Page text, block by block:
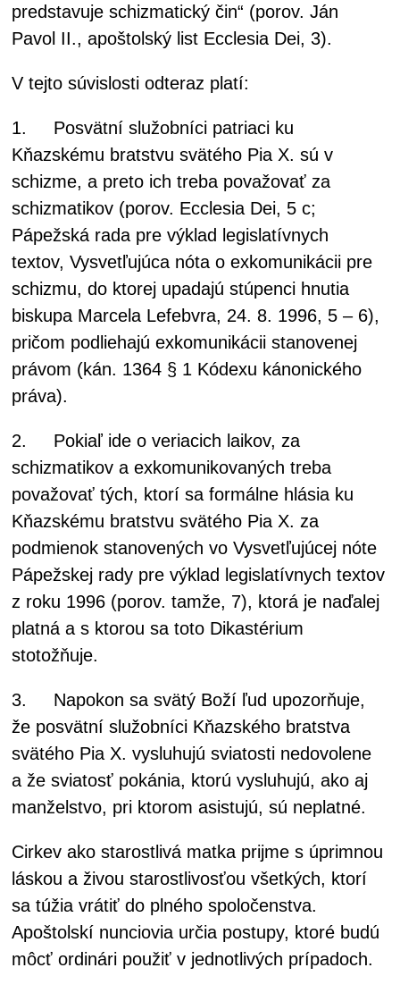
predstavuje schizmatický čin“ (porov. Ján
Pavol II., apoštolský list Ecclesia Dei, 3).
V tejto súvislosti odteraz platí:
1. Posvätní služobníci patriaci ku
Kňazskému bratstvu svätého Pia X. sú v
schizme, a preto ich treba považovať za
schizmatikov (porov. Ecclesia Dei, 5 c;
Pápežská rada pre výklad legislatívnych
textov, Vysvetľujúca nóta o exkomunikácii pre
schizmu, do ktorej upadajú stúpenci hnutia
biskupa Marcela Lefebvra, 24. 8. 1996, 5 – 6),
pričom podliehajú exkomunikácii stanovenej
právom (kán. 1364 § 1 Kódexu kánonického
práva).
2. Pokiaľ ide o veriacich laikov, za
schizmatikov a exkomunikovaných treba
považovať tých, ktorí sa formálne hlásia ku
Kňazskému bratstvu svätého Pia X. za
podmienok stanovených vo Vysvetľujúcej nóte
Pápežskej rady pre výklad legislatívnych textov
z roku 1996 (porov. tamže, 7), ktorá je naďalej
platná a s ktorou sa toto Dikastérium
stotožňuje.
3. Napokon sa svätý Boží ľud upozorňuje,
že posvätní služobníci Kňazského bratstva
svätého Pia X. vysluhujú sviatosti nedovolene
a že sviatosť pokánia, ktorú vysluhujú, ako aj
manželstvo, pri ktorom asistujú, sú neplatné.
Cirkev ako starostlivá matka prijme s úprimnou
láskou a živou starostlivosťou všetkých, ktorí
sa túžia vrátiť do plného spoločenstva.
Apoštolskí nunciovia určia postupy, ktoré budú
môcť ordinári použiť v jednotlivých prípadoch.